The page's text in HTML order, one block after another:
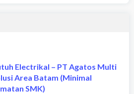
Electrikal – PT Agatos Multi
Area Batam (Minimal
SMK)